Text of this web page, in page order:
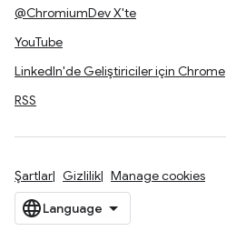
@ChromiumDev X'te
YouTube
LinkedIn'de Geliştiriciler için Chrome
RSS
Şartlar Gizlilik Manage cookies